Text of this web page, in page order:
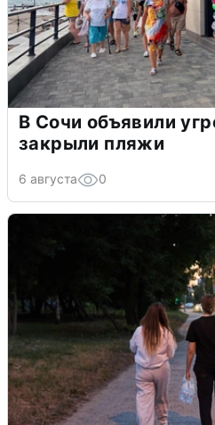
В Сочи объявили
закрыли пляжи
6 августа 0